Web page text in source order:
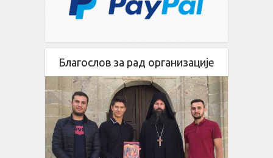
Благослов за рад организације